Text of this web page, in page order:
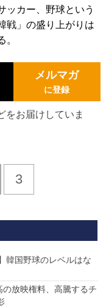
ッカー、野球という
戦」の盛り上がりは
。
メルマガ
に登録
をお届けしていま
3
韓国野球のレベルはな
の放映権料、高騰するチ